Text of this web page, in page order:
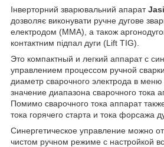
Інверторний зварювальний апарат
дозволяє виконувати ручне дугове
електродом (ММА), а також
контактним підпал дуги (Lift TIG).
Это компактный и легкий аппарат с
управлением процессом ручной
диаметр сварочного электрода в
значение диапазона сварочного тока
Помимо сварочного тока аппарат
тока горячего старта и тока форсажа
Синергетическое управление можно
чистом ручном режиме c настройкой